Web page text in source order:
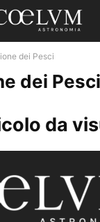
dei Pesci
dei Pesci
da